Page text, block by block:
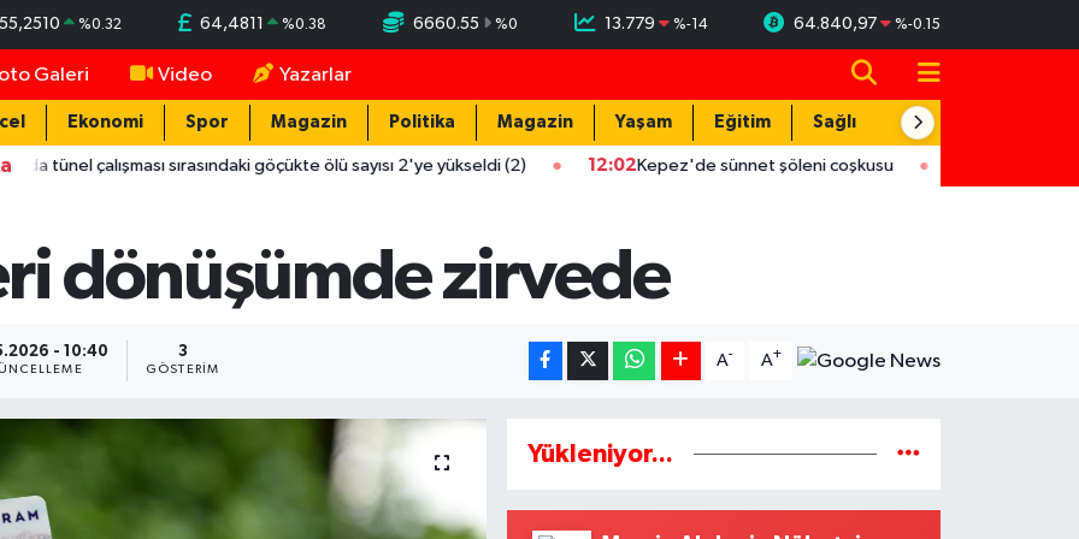
55,2510 %0.32 64,4811 %0.38 6660.55 %0 13.779 %-14 64.840,97 %-0.15
Galeri Video Yazarlar
Ekonomi Spor Magazin Politika Magazin Yaşam Eğitim Sağlık Teknoloji
sırasındaki göçükte ölü sayısı 2'ye yükseldi (2) 12:02Kepez'de sünnet şöleni coşkusu 12:02ASAT'tan eş
dönüşümde zirvede
- 10:40 3
GÖSTERIM
A- A+
Yükleniyor...